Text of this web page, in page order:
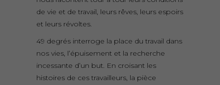
de vie et de travail, leurs rêves, leurs espoirs
et leurs révoltes.
49 degrés interroge la place du travail dans
nos vies, l’épuisement et la recherche
incessante d’un but. En croisant les
histoires de ces travailleurs, la pièce